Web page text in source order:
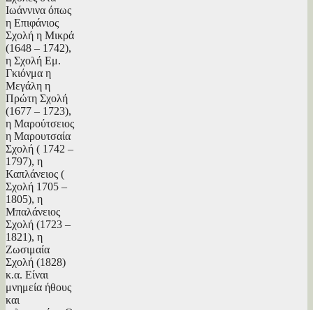
Ιωάννινα όπως
η Επιφάνιος
Σχολή η Μικρά
(1648 – 1742),
η Σχολή Εμ.
Γκιόνμα η
Μεγάλη η
Πρώτη Σχολή
(1677 – 1723),
η Μαρούτσειος
η Μαρουτσαία
Σχολή ( 1742 –
1797), η
Καπλάνειος (
Σχολή 1705 –
1805), η
Μπαλάνειος
Σχολή (1723 –
1821), η
Ζωσιμαία
Σχολή (1828)
κ.α. Είναι
μνημεία ήθους
και